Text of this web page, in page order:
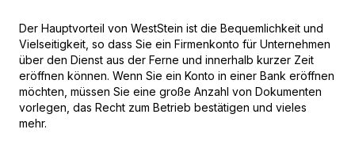
Der Hauptvorteil von WestStein ist die Bequemlichkeit und
Vielseitigkeit, so dass Sie ein Firmenkonto für Unternehmen
über den Dienst aus der Ferne und innerhalb kurzer Zeit
eröffnen können. Wenn Sie ein Konto in einer Bank eröffnen
möchten, müssen Sie eine große Anzahl von Dokumenten
vorlegen, das Recht zum Betrieb bestätigen und vieles
mehr.